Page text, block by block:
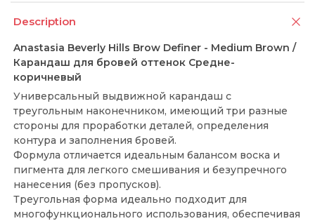
Description
Anastasia Beverly Hills Brow Definer - Medium Brown /
Карандаш для бровей оттенок Средне-
коричневый
Универсальный выдвижной карандаш с
треугольным наконечником, имеющий три разные
стороны для проработки деталей, определения
контура и заполнения бровей.
Формула отличается идеальным балансом воска и
пигмента для легкого смешивания и безупречного
нанесения (без пропусков).
Треугольная форма идеально подходит для
многофункционального использования, обеспечивая